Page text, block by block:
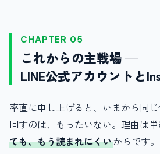
CHAPTER 05
これからの主戦場 —
LINE公式アカウントと
率直に申し上げると、いまから同
回すのは、もったいない。理由は単
ても、もう読まれにくいからです。